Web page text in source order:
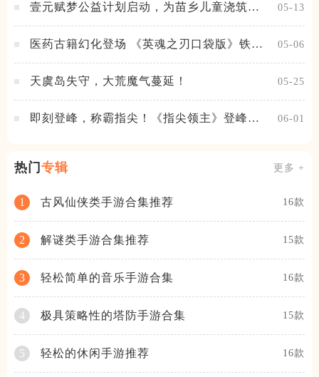
壹元赋梦公益计划启动，为苗乡儿童浇筑梦
05-13
医药古籍幻化登场 《英魂之刃口袋版》铁扇
05-06
天虞岛失守，大荒魔气蔓延！ 05-25
即刻登峰，称霸指尖！《指尖领主》登峰测
06-01
热门 专辑 更多 +
1 古风仙侠类手游合集推荐 16款
2 解谜类手游合集推荐 15款
3 轻松简单的音乐手游合集 16款
4 极具策略性的塔防手游合集 15款
5 轻松的休闲手游推荐 16款